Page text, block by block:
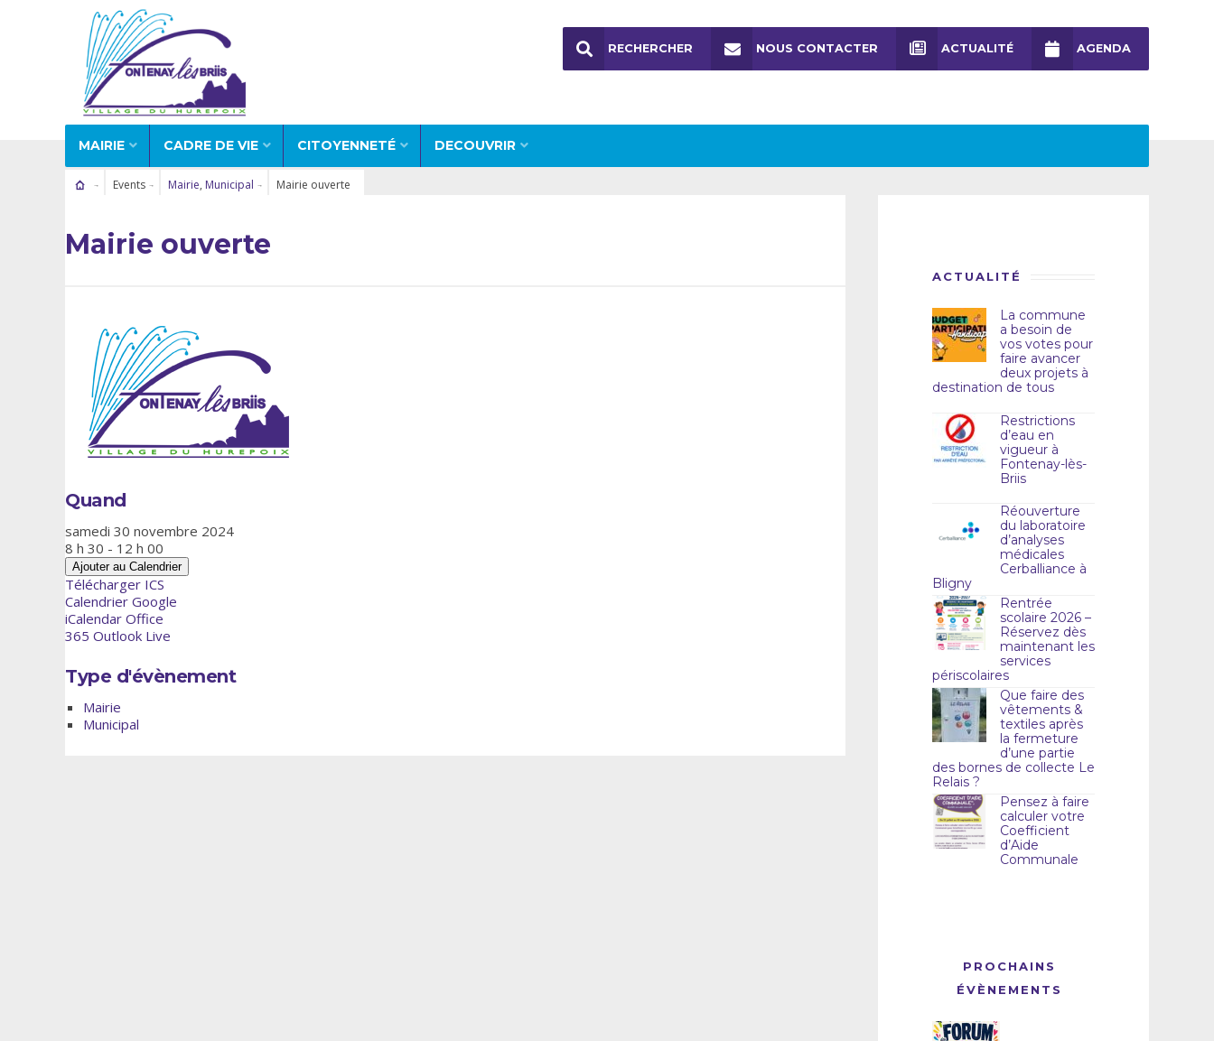
MAIRIE CADRE DE VIE CITOYENNETÉ DECOUVRIR
RECHERCHER NOUS CONTACTER ACTUALITÉ AGENDA
Events Mairie, Municipal Mairie ouverte
Mairie ouverte
Quand
samedi 30 novembre 2024
8 h 30 - 12 h 00
Ajouter au Calendrier
Télécharger ICS
Calendrier Google
iCalendar Office
365 Outlook Live
Type d'évènement
Mairie
Municipal
ACTUALITÉ
La commune
a besoin de
vos votes pour
faire avancer
deux projets à
destination de tous
Restrictions
d’eau en
vigueur à
Fontenay-lès-
Briis
Réouverture
du laboratoire
d’analyses
médicales
Cerballiance à
Bligny
Rentrée
scolaire 2026 –
Réservez dès
maintenant les
services
périscolaires
Que faire des
vêtements &
textiles après
la fermeture
d’une partie
des bornes de collecte Le
Relais ?
Pensez à faire
calculer votre
Coefficient
d’Aide
Communale
PROCHAINS
ÉVÈNEMENTS